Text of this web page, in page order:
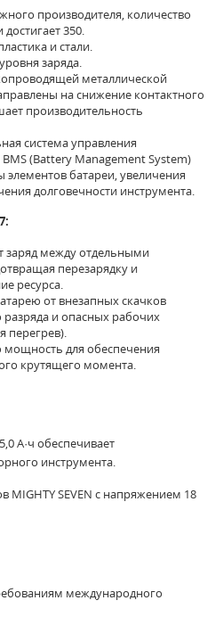
производителя, количество
350.
и стали.
заряда.
металлической
на снижение контактного
производительность
система управления
(Battery Management System)
батареи, увеличения
долговечности инструмента.
заряд между отдельными
перезарядку и
ресурса.
от внезапных скачков
и опасных рабочих
перегрев).
мощность для обеспечения
крутящего момента.
А·ч обеспечивает
инструмента.
MIGHTY SEVEN с напряжением 18
международного